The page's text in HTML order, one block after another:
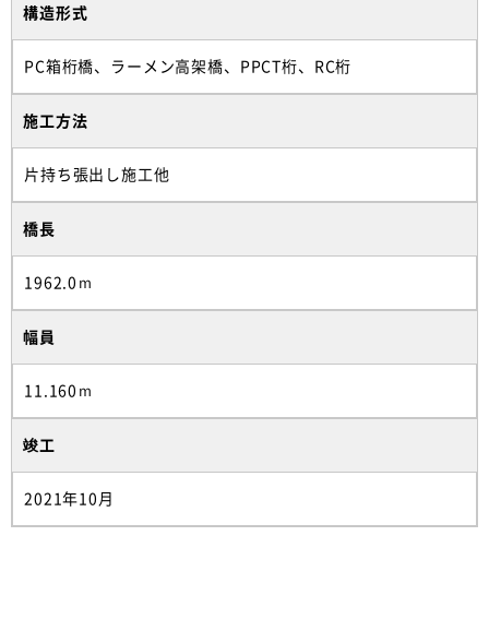
構造形式
PC箱桁橋、ラーメン高架橋、PPCT桁、RC桁
施工方法
片持ち張出し施工他
橋長
1962.0ｍ
幅員
11.160ｍ
竣工
2021年10月